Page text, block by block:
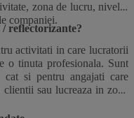
zona de lucru, nivelul
companiei.
reflectorizante?
activitati in care lucratorii
o tinuta profesionala. Sunt
cat si pentru angajati care
sau lucreaza in zone